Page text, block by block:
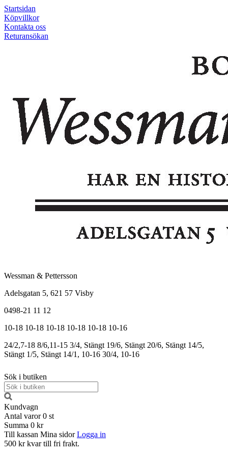
Startsidan
Köpvillkor
Kontakta oss
Returansökan
Wessman & Pettersson
Adelsgatan 5, 621 57 Visby
0498-21 11 12
10-18 10-18 10-18 10-18 10-18 10-16
24/2,7-18 8/6,11-15 3/4, Stängt 19/6, Stängt 20/6, Stängt 14/5,
Stängt 1/5, Stängt 14/1, 10-16 30/4, 10-16
Sök i butiken
Kundvagn
Antal varor 0 st
Summa 0 kr
Till kassan Mina sidor Logga in
500 kr kvar till fri frakt.